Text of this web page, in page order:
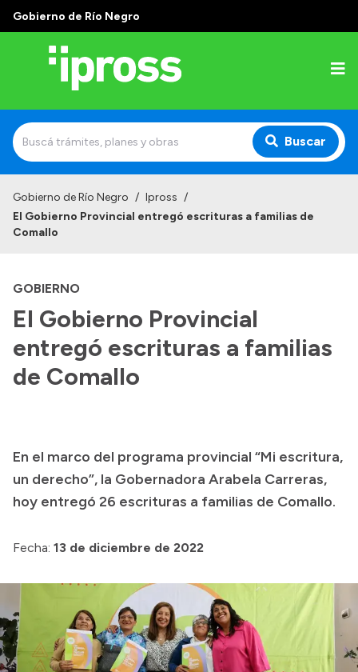
Gobierno de Río Negro
Buscar
Institucional
Autoridades
Delegaciones
Consultorios Propios
Presentación CV
Inversión en Salud
Licitaciones
Gobierno de Río Negro / Ipross /
El Gobierno Provincial entregó escrituras a familias de
Comallo
GOBIERNO
El Gobierno Provincial
entregó escrituras a familias
de Comallo
En el marco del programa provincial “Mi escritura,
un derecho”, la Gobernadora Arabela Carreras,
hoy entregó 26 escrituras a familias de Comallo.
Fecha: 13 de diciembre de 2022